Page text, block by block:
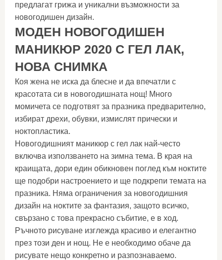
предлагат грижа и уникални възможности за
новогодишен дизайн.
МОДЕН НОВОГОДИШЕН
МАНИКЮР 2020 С ГЕЛ ЛАК,
НОВА СНИМКА
Коя жена не иска да блесне и да впечатли с
красотата си в новогодишната нощ! Много
момичета се подготвят за празника предварително,
избират дрехи, обувки, измислят прически и
ноктопластика.
Новогодишният маникюр с гел лак най-често
включва използването на зимна тема. В края на
краищата, дори един обикновен поглед към ноктите
ще подобри настроението и ще подкрепи темата на
празника. Няма ограничения за новогодишния
дизайн на ноктите за фантазия, защото всичко,
свързано с това прекрасно събитие, е в ход.
Ръчното рисуване изглежда красиво и елегантно
през този ден и нощ. Не е необходимо обаче да
рисувате нещо конкретно и разпознаваемо.